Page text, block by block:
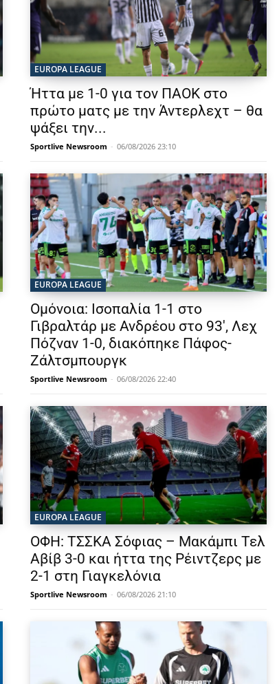
EUROPA LEAGUE
Ήττα με 1-0 για τον ΠΑΟΚ στο
πρώτο ματς με την Άντερλεχτ – θα
ψάξει την...
Sportlive Newsroom - 06/08/2026 23:10
EUROPA LEAGUE
Ομόνοια: Ισοπαλία 1-1 στο
Γιβραλτάρ με Ανδρέου στο 93′, Λεχ
Πόζναν 1-0, διακόπηκε Πάφος-
Ζάλτσμπουργκ
Sportlive Newsroom - 06/08/2026 22:40
EUROPA LEAGUE
ΟΦΗ: ΤΣΣΚΑ Σόφιας – Μακάμπι Τελ
Αβίβ 3-0 και ήττα της Ρέιντζερς με
2-1 στη Γιαγκελόνια
Sportlive Newsroom - 06/08/2026 21:10